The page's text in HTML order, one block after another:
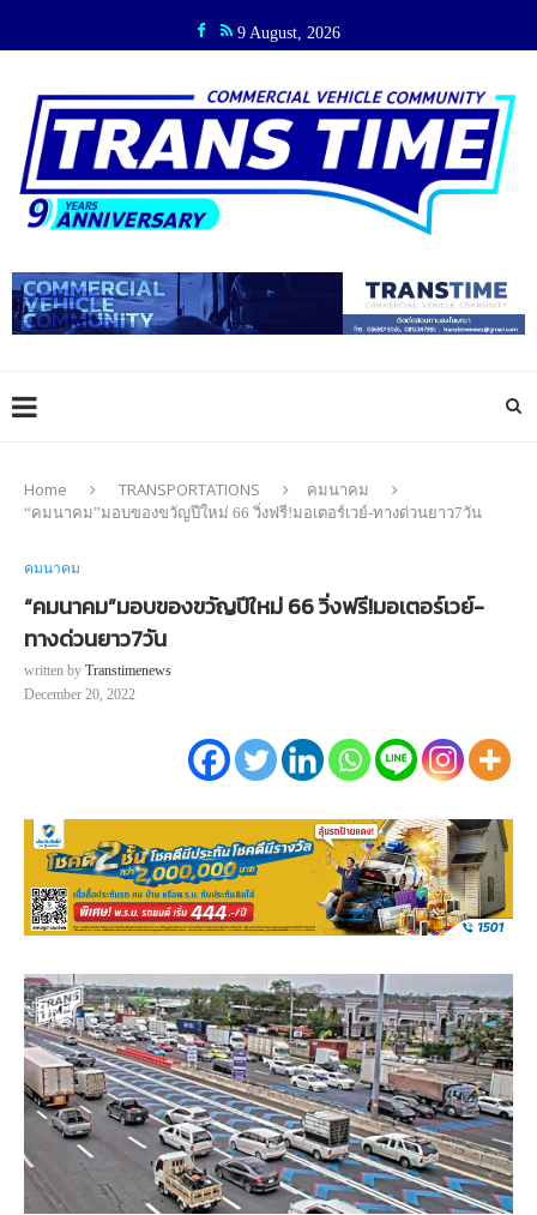
9 August, 2026
Home TRANSPORTATIONS คมนาคม
“คมนาคม”มอบของขวัญปีใหม่ 66 วิ่งฟรี!มอเตอร์เวย์-ทางด่วนยาว7วัน
คมนาคม
“คมนาคม”มอบของขวัญปีใหม่ 66 วิ่งฟรี!มอเตอร์เวย์-
ทางด่วนยาว7วัน
written by Transtimenews
December 20, 2022